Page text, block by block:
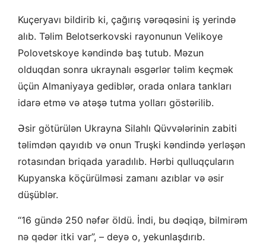
Kuçeryavı bildirib ki, çağırış vərəqəsini iş yerində
alıb. Təlim Belotserkovski rayonunun Velikoye
Polovetskoye kəndində baş tutub. Məzun
olduqdan sonra ukraynalı əsgərlər təlim keçmək
üçün Almaniyaya gediblər, orada onlara tankları
idarə etmə və atəşə tutma yolları göstərilib.
Əsir götürülən Ukrayna Silahlı Qüvvələrinin zabiti
təlimdən qayıdıb və onun Truşki kəndində yerləşən
rotasından briqada yaradılıb. Hərbi qulluqçuların
Kupyanska köçürülməsi zamanı azıblar və əsir
düşüblər.
“16 gündə 250 nəfər öldü. İndi, bu dəqiqə, bilmirəm
nə qədər itki var”, – deyə o, yekunlaşdırıb.